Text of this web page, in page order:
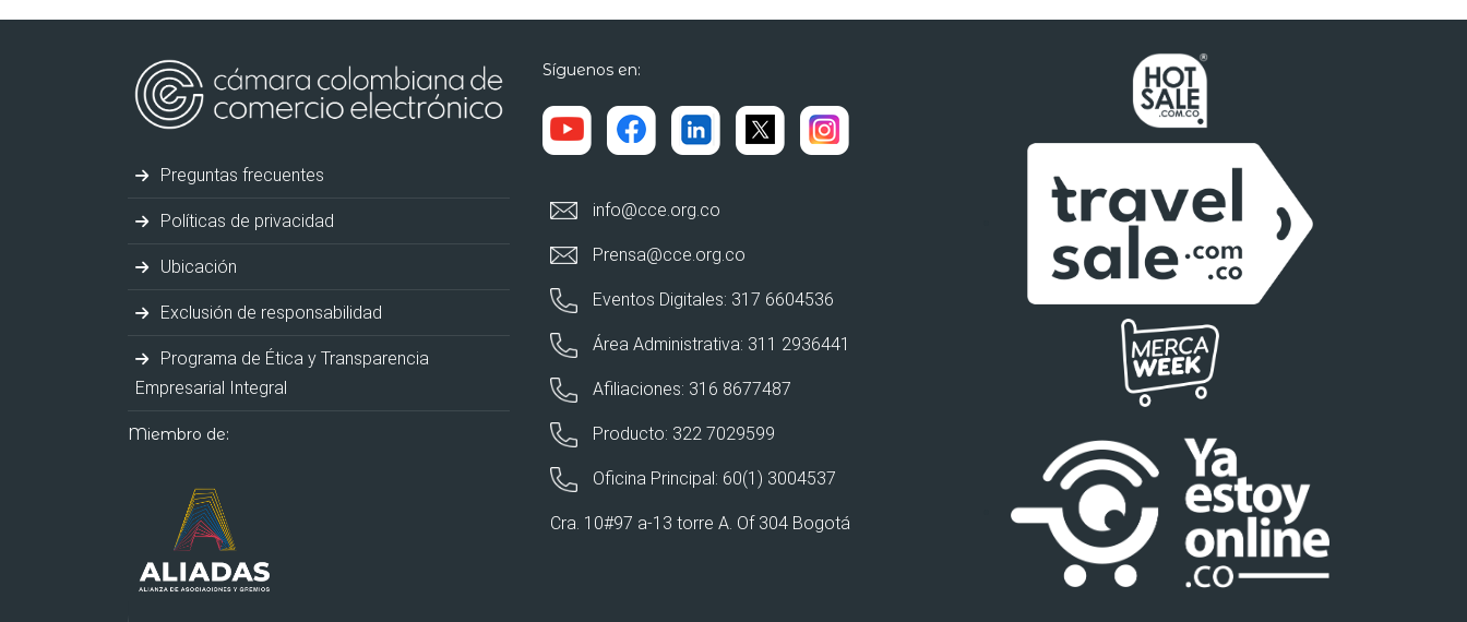
Preguntas frecuentes
Políticas de privacidad
Ubicación
Exclusión de responsabilidad
Programa de Ética y Transparencia
Empresarial Integral
Miembro de:
Síguenos en:
info@cce.org.co
Prensa@cce.org.co
Eventos Digitales: 317 6604536
Área Administrativa: 311 2936441
Afiliaciones: 316 8677487
Producto: 322 7029599
Oficina Principal: 60(1) 3004537
Cra. 10#97 a-13 torre A. Of 304 Bogotá